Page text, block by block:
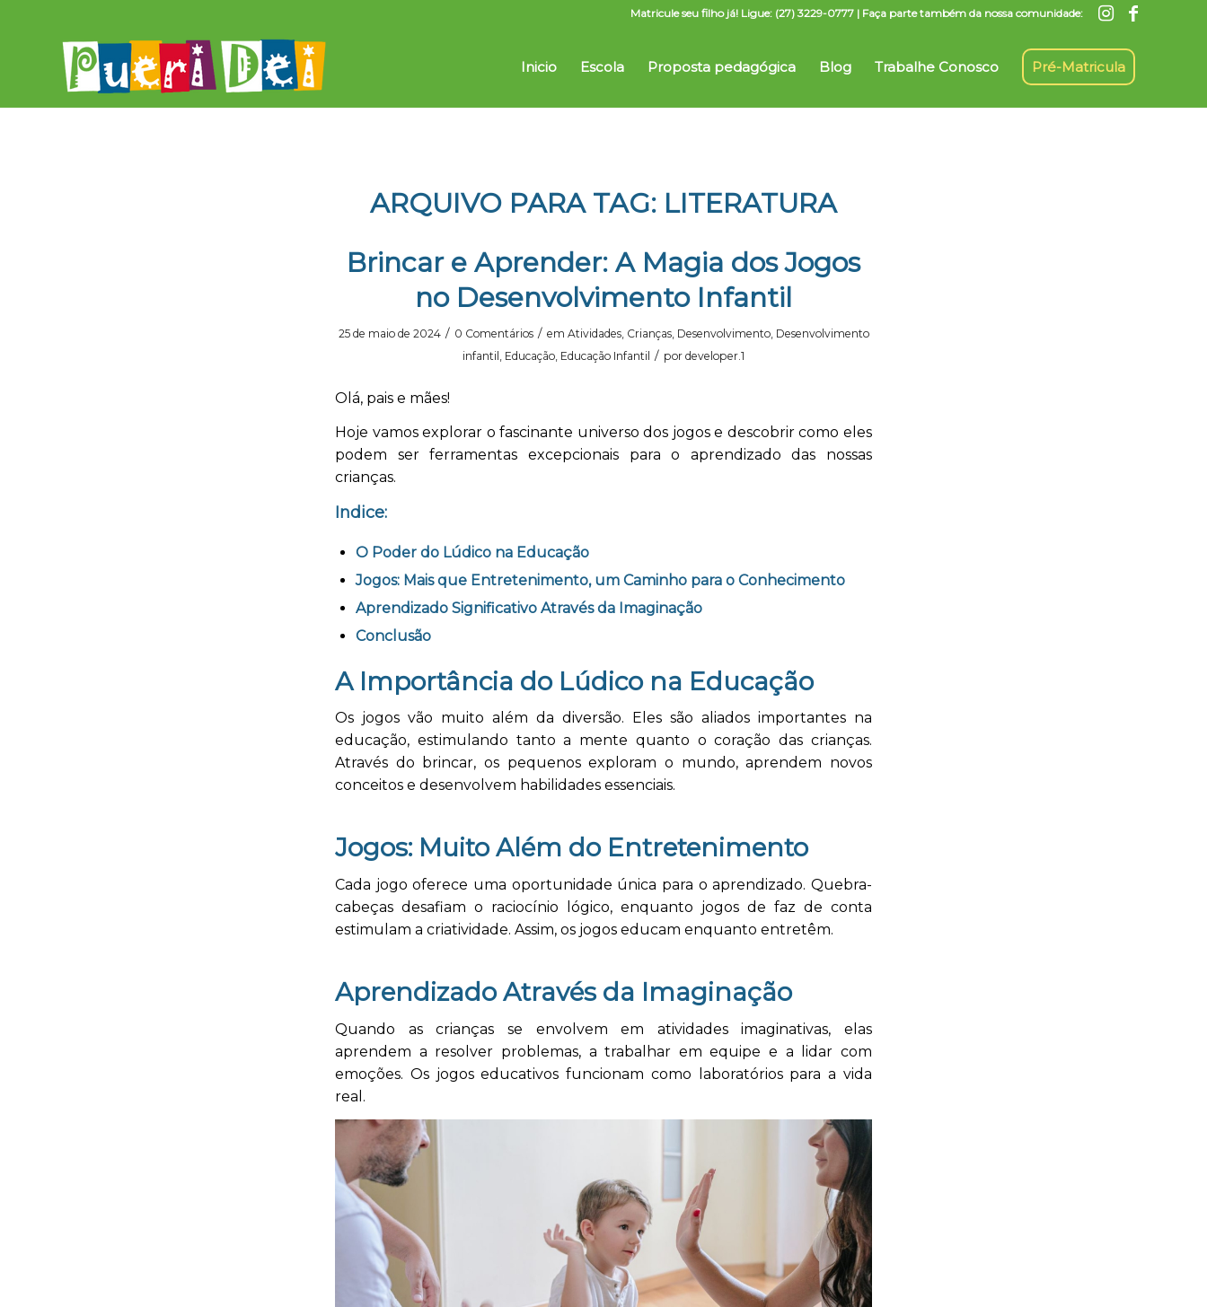
Matricule seu filho já! Ligue: (27) 3229-0777 | Faça parte também da nossa comunidade:
Inicio Escola Proposta pedagógica Blog Trabalhe Conosco Pré-Matricula
ARQUIVO PARA TAG: LITERATURA
Brincar e Aprender: A Magia dos Jogos
no Desenvolvimento Infantil
25 de maio de 2024 / 0 Comentários / em Atividades, Crianças, Desenvolvimento, Desenvolvimento
infantil , Educação, Educação Infantil / por developer.1
Olá, pais e mães!
Hoje vamos explorar o fascinante universo dos jogos e descobrir como eles
podem ser ferramentas excepcionais para o aprendizado das nossas
crianças.
Indice:
O Poder do Lúdico na Educação
Jogos: Mais que Entretenimento, um Caminho para o Conhecimento
Aprendizado Significativo Através da Imaginação
Conclusão
A Importância do Lúdico na Educação
Os jogos vão muito além da diversão. Eles são aliados importantes na
educação, estimulando tanto a mente quanto o coração das crianças.
Através do brincar, os pequenos exploram o mundo, aprendem novos
conceitos e desenvolvem habilidades essenciais.
Jogos: Muito Além do Entretenimento
Cada jogo oferece uma oportunidade única para o aprendizado. Quebra-
cabeças desafiam o raciocínio lógico, enquanto jogos de faz de conta
estimulam a criatividade. Assim, os jogos educam enquanto entretêm.
Aprendizado Através da Imaginação
Quando as crianças se envolvem em atividades imaginativas, elas
aprendem a resolver problemas, a trabalhar em equipe e a lidar com
emoções. Os jogos educativos funcionam como laboratórios para a vida
real.